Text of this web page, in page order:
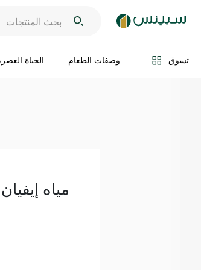
تسوق وصفات الطعام الحياة
اضف الى السلة
مياه